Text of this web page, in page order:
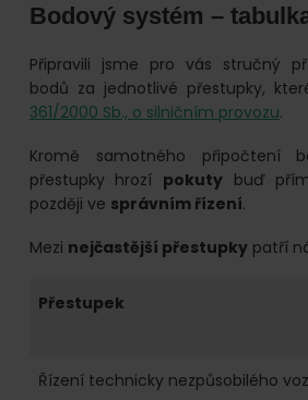
Bodový systém –
Připravili jsme pro vás stručný
bodů za jednotlivé přestupky,
361/2000 Sb., o silničním provozu.
Kromě samotného připočtení
přestupky hrozí pokuty buď
později ve správním řízení.
Mezi nejčastější přestupkypatří
Přestupek
Řízení technicky nezpůsobilého